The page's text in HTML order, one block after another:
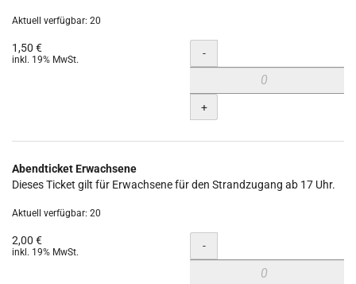
Aktuell verfügbar: 20
1,50 €
inkl. 19% MwSt. Menge
-
+
Abendticket Erwachsene
Dieses Ticket gilt für Erwachsene für den Strandzugang ab 17 Uhr.
Aktuell verfügbar: 20
2,00 €
inkl. 19% MwSt. Menge
-